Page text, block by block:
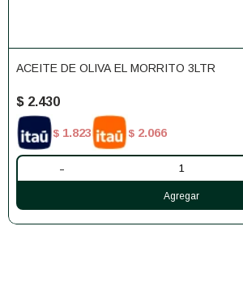
ACEITE DE OLIVA EL MORRITO 3LTR
$ 2.430
$ 1.823 $ 2.066
-